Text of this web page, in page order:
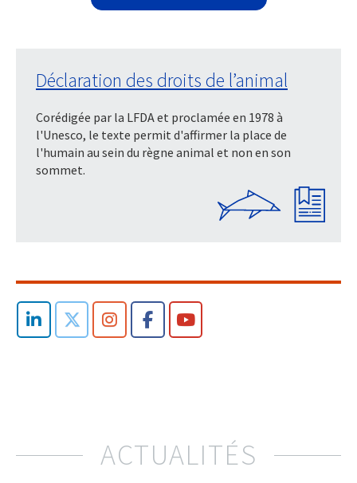
Déclaration des droits de l’animal
Corédigée par la LFDA et proclamée en 1978 à
l'Unesco, le texte permit d'affirmer la place de
l'humain au sein du règne animal et non en son
sommet.
ACTUALITÉS